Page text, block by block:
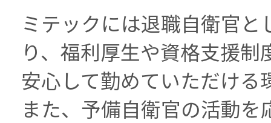
ミテックには退職自衛官
り、福利厚生や資格支援
安心して勤めていただける
また、予備自衛官の活動を